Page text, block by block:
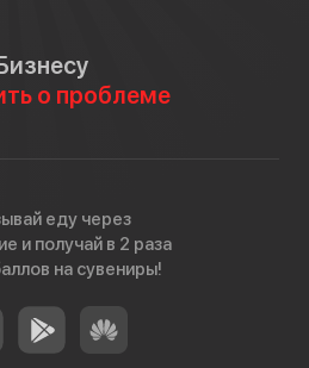
о проблеме
еду через
и получай в 2 раза
на сувениры!